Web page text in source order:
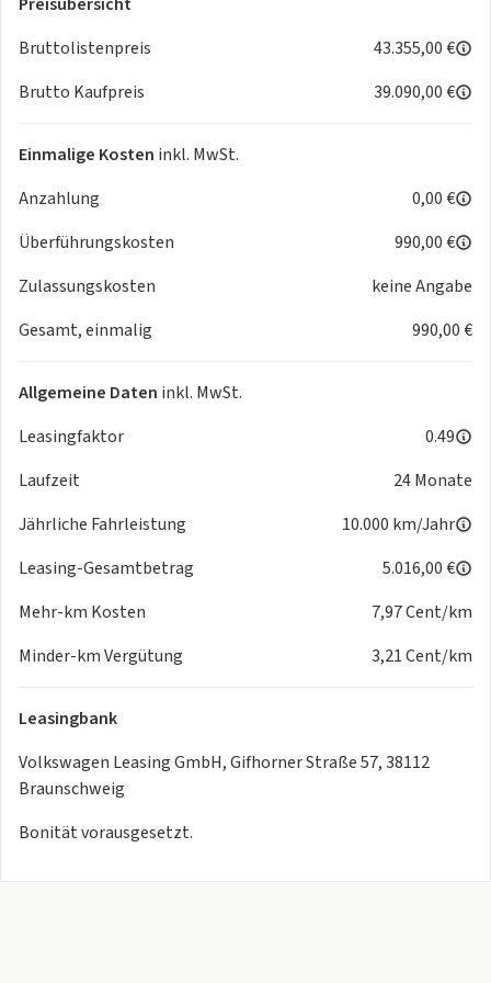
- Regensensor
- Reifenkontrollanzeige
Ausstiegswarnung
Multimedia:
Mittelkonsolehinten
- Digitaler Radioempfang DAB+
- Navigationssystem
- Telefonschnittstelle mit induktiver Ladefunktion
- 3D-LED-Rückleuchten mit dynamischer Blinkleuchte
- 7-Gang-Automatikgetriebe oder DSG Beachtung: Fam. EDF
- Abgaskonzept, WLTP3 M1, N1-I//EU6EB
Memory-Funktionund Beifahrerspiegelabsenkung
- Dekoreinlagen für Sondermodell
- Einparkhilfe - Warnsignale bei Hindernissen im Front- und
Heckbereich
Rücksitzen sowie auf dem Beifahrersitz, i-Size-kompatibel
- Klimaanlage "Air Care Climatronic" mit Aktiv-Kombifilter,
Bedienelementen hinten und 3-Zonen-Temperaturregelung
Airbag
- Notruf-Service, Laufzeit 10 Jahre ab Erstauslieferung,
Voraussetzung: Verfügbarkeit benötigter Mobilfunknetze
- Rückfahrkamera "Rear View"
- Schlüsselloses Startsystem "Keyless Start" ohne Safe-
Bruttolistenpreis
43.355,00 €
Brutto Kaufpreis
39.090,00 €
Einmalige Kosten inkl. MwSt.
Anzahlung
0,00 €
Überführungskosten
990,00 €
Zulassungskosten
keine Angabe
Gesamt, einmalig
990,00 €
Allgemeine Daten inkl. MwSt.
Leasingfaktor
0.49
Laufzeit
24 Monate
Jährliche Fahrleistung
10.000 km/Jahr
Leasing-Gesamtbetrag
5.016,00 €
Mehr-km Kosten
7,97 Cent/km
Minder-km Vergütung
3,21 Cent/km
Leasingbank
Volkswagen Leasing GmbH, Gifhorner Straße 57, 38112
Braunschweig
Bonität vorausgesetzt.